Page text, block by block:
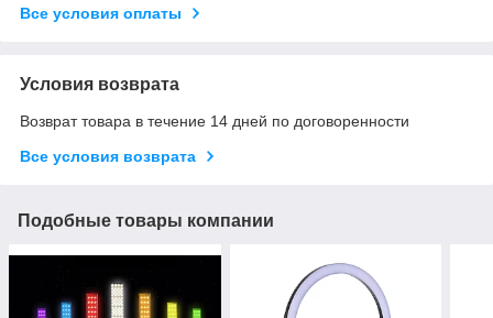
Все условия оплаты
Условия возврата
Возврат товара в течение 14 дней по договоренности
Все условия возврата
Подобные товары компании